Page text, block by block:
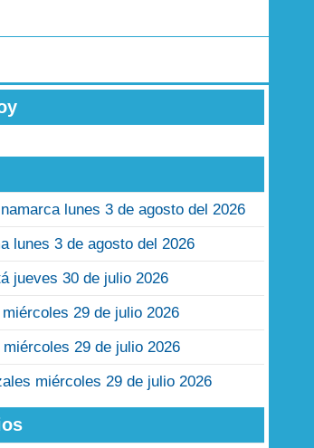
lunes 3 de agosto del 2026
lunes 3 de agosto del 2026
jueves 30 de julio 2026
29 de julio 2026
29 de julio 2026
miércoles 29 de julio 2026